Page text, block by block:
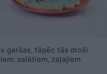
garšas, tāpēc tās droši
salātiem, zaļajiem